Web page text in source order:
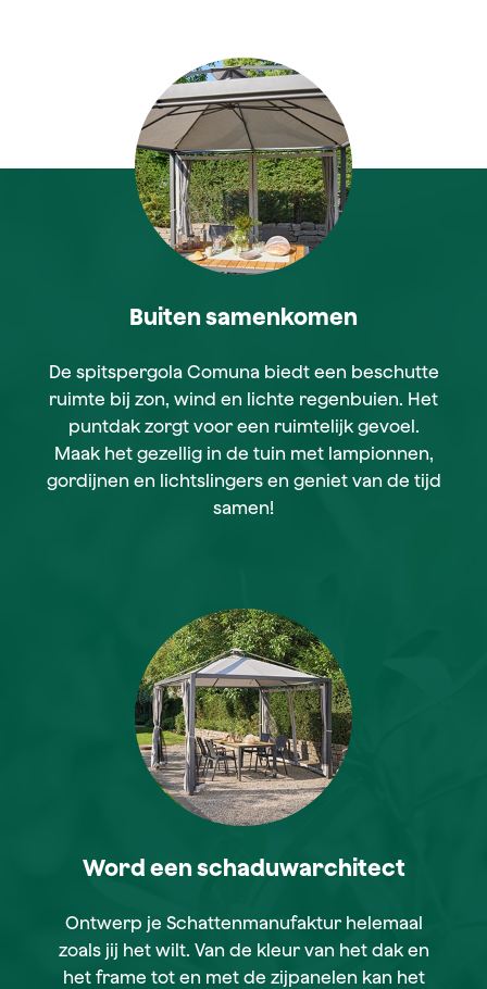
Buiten samenkomen
De spitspergola Comuna biedt een beschutte
ruimte bij zon, wind en lichte regenbuien. Het
puntdak zorgt voor een ruimtelijk gevoel.
Maak het gezellig in de tuin met lampionnen,
gordijnen en lichtslingers en geniet van de tijd
samen!
Word een schaduwarchitect
Ontwerp je Schattenmanufaktur helemaal
zoals jij het wilt. Van de kleur van het dak en
het frame tot en met de zijpanelen kan het